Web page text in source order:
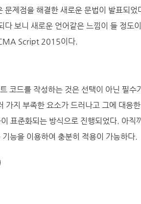
제점을 해결한 새로운 문법이 발표되었
다 보니 새로운 언어같은 느낌이 들 정
Script 2015이다.
드를 작성하는 것은 선택이 아닌 필수
지 부족한 요소가 드러나고 그에 대응
표준화되는 방식으로 진행되었다. 아직
능을 이용하여 충분히 적용이 가능하다.